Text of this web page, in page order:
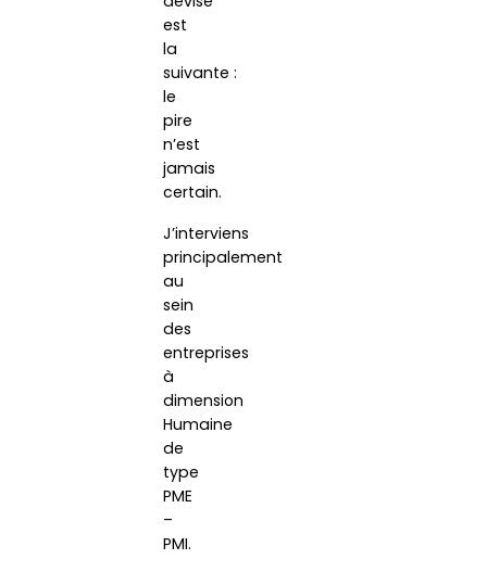
est
la
suivante :
le
pire
n’est
jamais
certain.
J’interviens
principalement
au
sein
des
entreprises
à
dimension
Humaine
de
type
PME
–
PMI.